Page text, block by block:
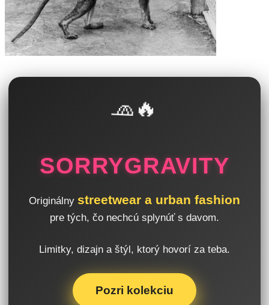
🧢🔥
SORRYGRAVITY
Originálny streetwear a urban fashion
pre tých, čo nechcú splynúť s davom.
Limitky, dizajn a štýl, ktorý hovorí za teba.
Pozri kolekciu